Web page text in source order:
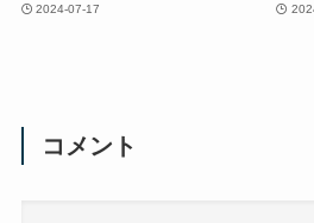
2024-07-17
コメント